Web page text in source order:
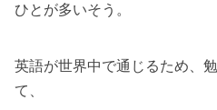
ひとが多いそう。
英語が世界中で通じるため、
て、